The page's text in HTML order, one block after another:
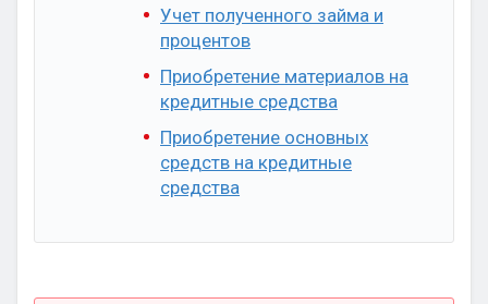
Учет полученного займа и
процентов
Приобретение материалов на
кредитные средства
Приобретение основных
средств на кредитные
средства